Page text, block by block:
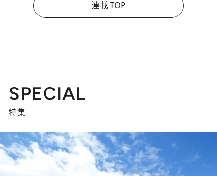
連載 TOP
SPECIAL
特集